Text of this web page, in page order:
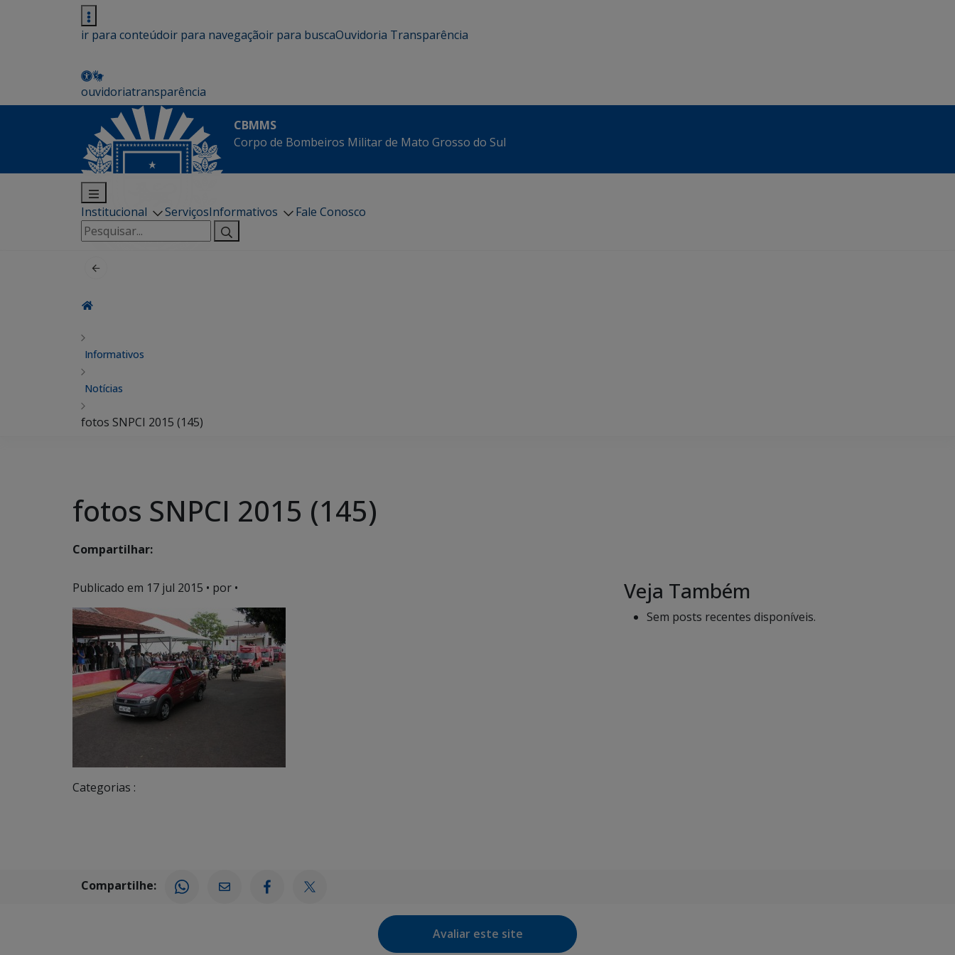
ir para conteúdoir para navegaçãoir para buscaOuvidoria Transparência
ouvidoriatransparência
CBMMS
Corpo de Bombeiros Militar de Mato Grosso do Sul
Institucional ServiçosInformativos
Fale Conosco
Pesquisar
por:
Informativos
Notícias
fotos SNPCI 2015 (145)
fotos SNPCI 2015 (145)
Compartilhar:
Publicado em 17 jul 2015 • por •
Categorias :
Veja Também
Sem posts recentes disponíveis.
Compartilhe:
Avaliar este site